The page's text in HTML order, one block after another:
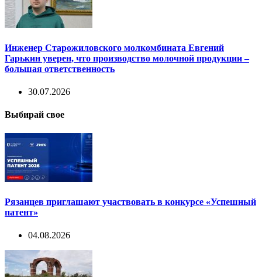
Инженер Старожиловского молкомбината Евгений
Гарькин уверен, что производство молочной продукции –
большая ответственность
30.07.2026
Выбирай свое
Рязанцев приглашают участвовать в конкурсе «Успешный
патент»
04.08.2026